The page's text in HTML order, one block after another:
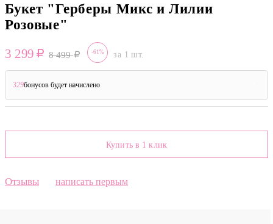
Букет "Герберы Микс и Лилии
Розовые"
3 299 8 499 -61% за 1 шт.
329бонусов будет начислено
Купить в 1 клик
Отзывы написать первым